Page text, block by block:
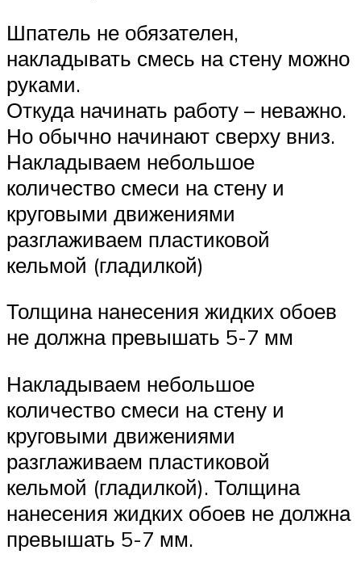
Шпатель не обязателен,
накладывать смесь на стену можно
руками.
Откуда начинать работу – неважно.
Но обычно начинают сверху вниз.
Накладываем небольшое
количество смеси на стену и
круговыми движениями
разглаживаем пластиковой
кельмой (гладилкой)
Толщина нанесения жидких обоев
не должна превышать 5-7 мм
Накладываем небольшое
количество смеси на стену и
круговыми движениями
разглаживаем пластиковой
кельмой (гладилкой). Толщина
нанесения жидких обоев не должна
превышать 5-7 мм.